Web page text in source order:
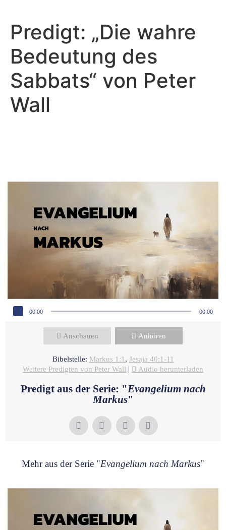
Predigt: „Die wahre
Bedeutung des
Sabbats“ von Peter
Wall
Audio-Player
00:00 00:00
Anschauen Anhören
Bibelstelle: Markus 1:1 , Jesaja 40:1-11
Weitere Predigten von Peter Wall | Audio herunterladen
Predigt aus der Serie: "Evangelium nach
Markus"
Mehr aus der Serie "Evangelium nach Markus"